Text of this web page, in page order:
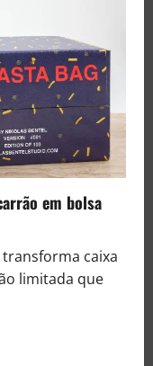
em bolsa
caixa
limitada que